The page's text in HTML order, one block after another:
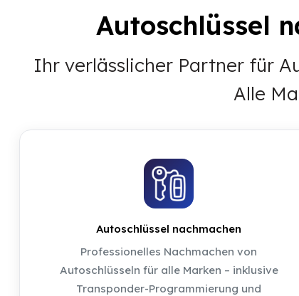
Autoschlüssel
Ihr verlässlicher Partner für
Alle
Autoschlüssel nachmachen
Professionelles Nachmachen von
Autoschlüsseln für alle Marken – inklusive
Transponder-Programmierung und